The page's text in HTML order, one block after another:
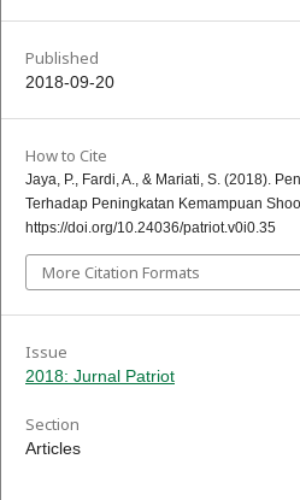
Published
2018-09-20
How to Cite
Jaya, P., Fardi, A., & Mariati, S. (2018).
Terhadap Peningkatan Kemampuan
https://doi.org/10.24036/patriot.v0i0.35
More Citation Formats
Issue
2018: Jurnal Patriot
Section
Articles